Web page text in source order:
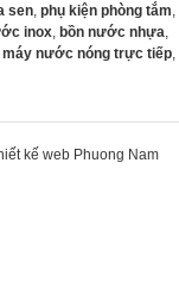
sen, phụ kiện phòng tắm,
inox, bồn nước nhựa,
máy nước nóng trực tiếp,
kế web Phuong Nam